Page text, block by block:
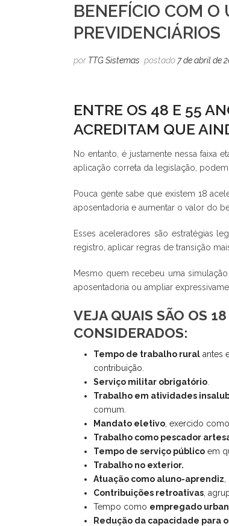
BENEFÍCIO COM O
PREVIDENCIÁRIOS
por TTG Sistemas postado 7 de abril de
ENTRE OS 48 E 55
ACREDITAM QUE
No entanto, é justamente nessa faixa
aplicação correta da legislação,
Pouca gente sabe que existem 18
aposentadoria e aumentar o valor do
Esses aceleradores são estratégias
registro, aplicar regras de transição
Mesmo quem recebeu uma
aposentadoria ou ampliar
VEJA QUAIS SÃO OS
CONSIDERADOS:
Tempo de trabalho ruralantes
contribuição.
Serviço militar obrigatório.
Trabalho em atividades
comum.
Mandato eletivo, exercido
Trabalho como pescador
Tempo de serviço públicoem
Trabalho no exterior.
Atuação como aluno-aprendiz
Contribuições retroativas,
Tempo como empregado
Redução da capacidade para